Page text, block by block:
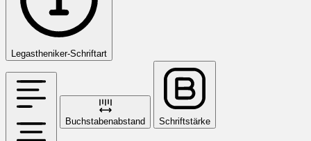
Legastheniker-Schriftart
Buchstabenabstand Schriftstärke